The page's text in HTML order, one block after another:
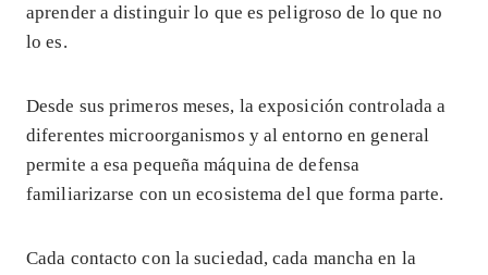
aprender a distinguir lo que es peligroso de lo que no
lo es.
Desde sus primeros meses, la exposición controlada a
diferentes microorganismos y al entorno en general
permite a esa pequeña máquina de defensa
familiarizarse con un ecosistema del que forma parte.
Cada contacto con la suciedad, cada mancha en la